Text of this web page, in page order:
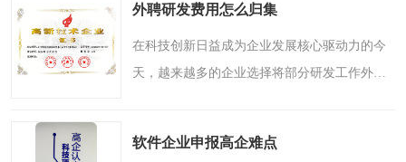
技术企业、专精特新..
外聘研发费用怎么归集
在科技创新日益成为企业发展核心驱动力的今
天，越来越多的企业选择将部分研发工作外包
的财务管理和费..
软件企业申报高企难点